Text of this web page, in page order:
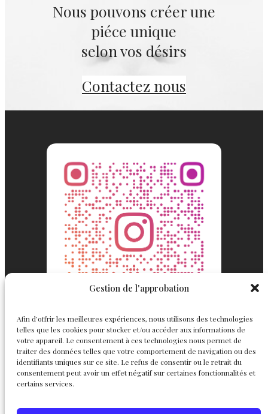
Gestion de l'approbation
Afin d’offrir les meilleures expériences, nous utilisons des technologies
telles que les cookies pour stocker et/ou accéder aux informations de
votre appareil. Le consentement à ces technologies nous permet de
traiter des données telles que votre comportement de navigation ou des
identifiants uniques sur ce site. Le refus de consentir ou le retrait du
consentement peut avoir un effet négatif sur certaines fonctionnalités et
certains services.
Nous pouvons créer une
piéce unique
selon vos désirs
Contactez nous
Englemond